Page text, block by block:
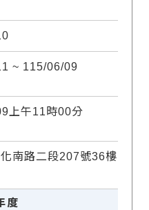
~ 115/06/09
上午11時00分
南路二段207號36樓
度